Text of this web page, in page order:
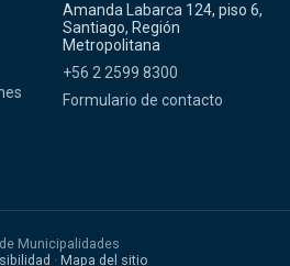
Amanda Labarca 124, piso 6,
Santiago, Región
Metropolitana
+56 2 2599 8300
Formulario de contacto
Municipalidades
· Mapa del sitio